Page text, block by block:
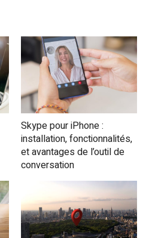
Skype pour iPhone :
installation, fonctionnalités,
et avantages de l’outil de
conversation